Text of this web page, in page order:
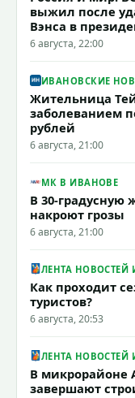
выжил после
Вэнса в
6 августа, 22:00
ИВАНОВСКИЕ
Жительница
заболеванием
рублей
6 августа, 21:00
МК В ИВАНОВЕ
В 30-градусную
накроют грозы
6 августа, 21:00
ЛЕНТА НОВОСТЕЙ
Как проходит
туристов?
6 августа, 20:53
ЛЕНТА НОВОСТЕЙ
В микрорайоне
завершают